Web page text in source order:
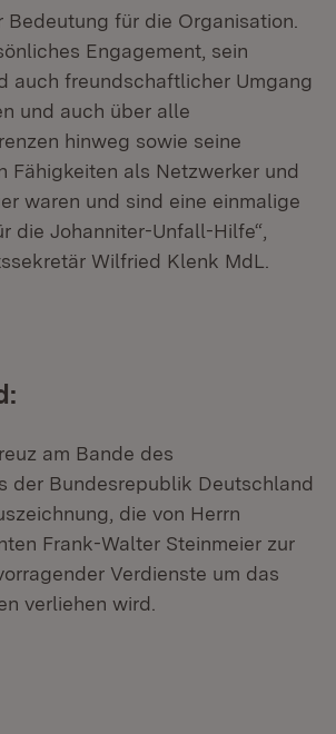
Bedeutung für die Organisation.
Engagement, sein
auch freundschaftlicher Umgang
und auch über alle
hinweg sowie seine
Fähigkeiten als Netzwerker und
waren und sind eine einmalige
die Johanniter-Unfall-Hilfe“,
Wilfried Klenk MdL.
am Bande des
der Bundesrepublik Deutschland
die von Herrn
Frank-Walter Steinmeier zur
Verdienste um das
verliehen wird.